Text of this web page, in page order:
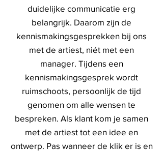
duidelijke communicatie erg
belangrijk. Daarom zijn de
kennismakingsgesprekken bij ons
met de artiest, niét met een
manager. Tijdens een
kennismakingsgesprek wordt
ruimschoots, persoonlijk de tijd
genomen om alle wensen te
bespreken. Als klant kom je samen
met de artiest tot een idee en
ontwerp. Pas wanneer de klik er is en